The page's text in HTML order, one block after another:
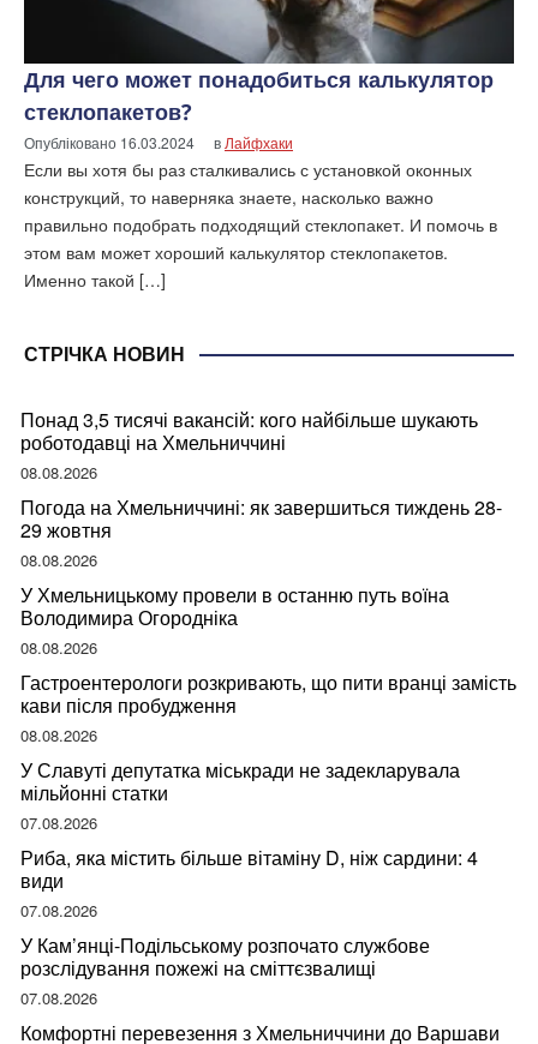
Для чего может понадобиться калькулятор
стеклопакетов?
Опубліковано 16.03.2024 в Лайфхаки
Если вы хотя бы раз сталкивались с установкой оконных
конструкций, то наверняка знаете, насколько важно
правильно подобрать подходящий стеклопакет. И помочь в
этом вам может хороший калькулятор стеклопакетов.
Именно такой […]
СТРІЧКА НОВИН
Понад 3,5 тисячі вакансій: кого найбільше шукають
роботодавці на Хмельниччині
08.08.2026
Погода на Хмельниччині: як завершиться тиждень 28-
29 жовтня
08.08.2026
У Хмельницькому провели в останню путь воїна
Володимира Огородніка
08.08.2026
Гастроентерологи розкривають, що пити вранці замість
кави після пробудження
08.08.2026
У Славуті депутатка міськради не задекларувала
мільйонні статки
07.08.2026
Риба, яка містить більше вітаміну D, ніж сардини: 4
види
07.08.2026
У Кам’янці-Подільському розпочато службове
розслідування пожежі на сміттєзвалищі
07.08.2026
Комфортні перевезення з Хмельниччини до Варшави